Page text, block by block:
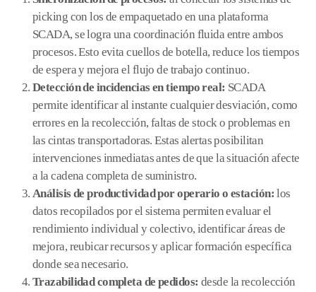
picking con los de empaquetado en una plataforma
SCADA, se logra una coordinación fluida entre ambos
procesos. Esto evita cuellos de botella, reduce los tiempos
de espera y mejora el flujo de trabajo continuo.
Detección de incidencias en tiempo real: SCADA
permite identificar al instante cualquier desviación, como
errores en la recolección, faltas de stock o problemas en
las cintas transportadoras. Estas alertas posibilitan
intervenciones inmediatas antes de que la situación afecte
a la cadena completa de suministro.
Análisis de productividad por operario o estación:los
datos recopilados por el sistema permiten evaluar el
rendimiento individual y colectivo, identificar áreas de
mejora, reubicar recursos y aplicar formación específica
donde sea necesario.
Trazabilidad completa de pedidos: desde la recolección